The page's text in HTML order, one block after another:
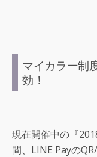
マイカラー制
効！
現在開催中の『
間、LINE Payの